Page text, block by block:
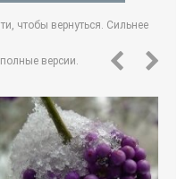
чтобы вернуться. Сильнее
версии.